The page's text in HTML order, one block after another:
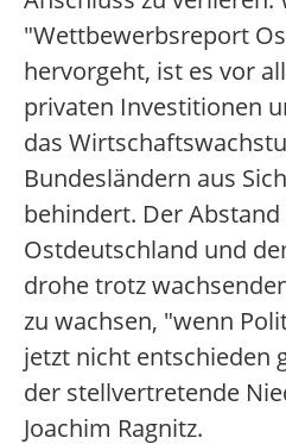
"Wettbewerbsreport
hervorgeht, ist es vor
privaten Investitionen
das
Bundesländern aus
behindert. Der Abstand
Ostdeutschland und
drohe trotz
zu wachsen, "wenn
jetzt nicht entschieden
der stellvertretende
Joachim Ragnitz.